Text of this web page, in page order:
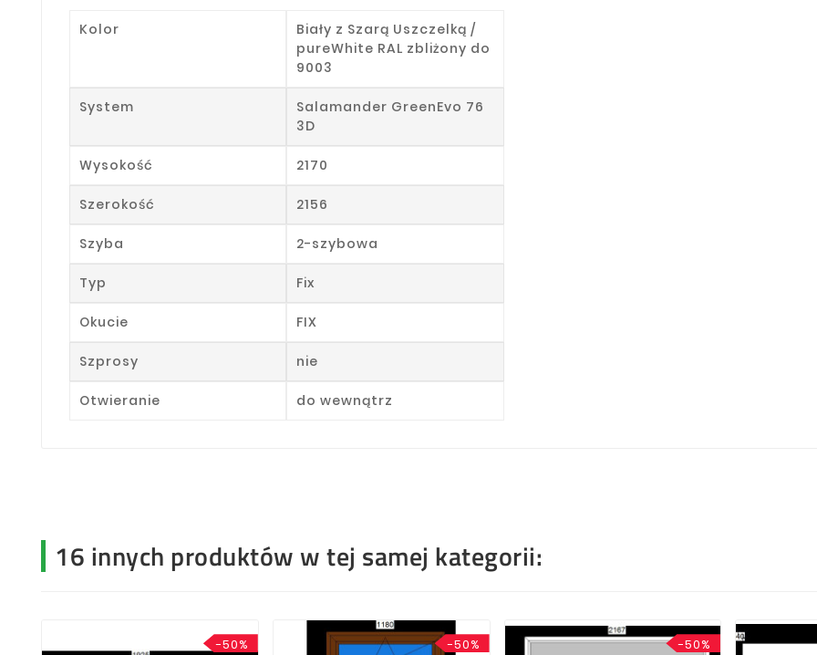
Kolor
Biały z Szarą Uszczelką /
pureWhite RAL zbliżony do
9003
System
Salamander GreenEvo 76
3D
Wysokość 2170
Szerokość 2156
Szyba 2-szybowa
Typ Fix
Okucie FIX
Szprosy nie
Otwieranie do wewnątrz
16 innych produktów w tej samej kategorii:
-50% -50% -50%